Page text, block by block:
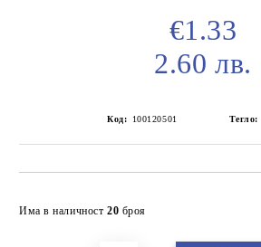
€1.33
2.60 лв.
Код: 100120501 Тегло:
Има в наличност 20 броя